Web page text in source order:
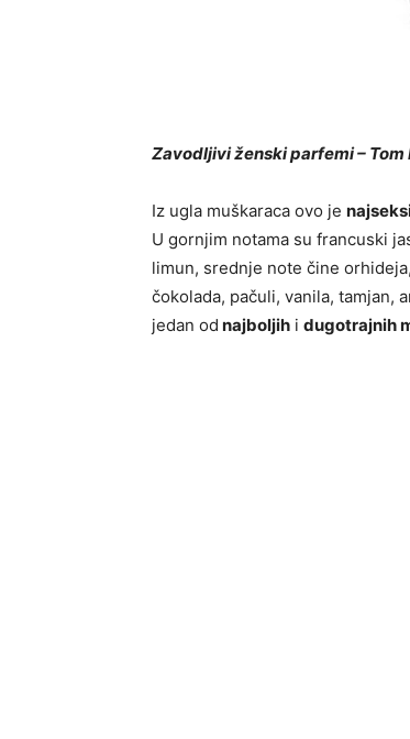
Zavodljivi ženski parfemi – Tom
Iz ugla muškaraca ovo je
U gornjim notama su francuski
limun, srednje note čine
čokolada, pačuli, vanila, tamjan,
jedan od najboljih i dugotrajnih